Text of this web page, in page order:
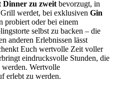
Dinner zu zweit bevorzugt, in
werdet, bei exklusiven Gin
probiert oder bei einem
selbst zu backen – die
anderen Erlebnissen lässt
Euch wertvolle Zeit voller
eindrucksvolle Stunden, die
Wertvolle
erlebt zu werden.